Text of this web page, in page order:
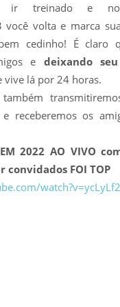
ir treinado e
você volta e marca
cedinho! É claro
e deixando
vive lá por 24 horas.
e receberemos os
EM 2022 AO VIVO
convidados FOI TOP